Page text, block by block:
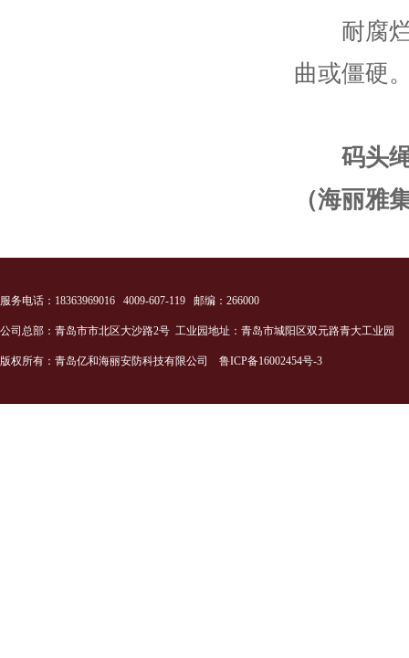
耐腐烂
曲或僵硬
码头
（海丽雅
服务电话：18363969016 4009-607-119 邮编：266000
公司总部：青岛市市北区大沙路2号 工业园地址：青岛市城阳区双元路青大工业园
版权所有：青岛亿和海丽安防科技有限公司 鲁ICP备16002454号-3